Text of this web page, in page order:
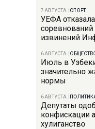
7 АВГУСТА СПОРТ
УЕФА
извинений
6 АВГУСТА
Июль в
значительно
нормы
6 АВГУСТА
Депутаты
конфискации
хулиганство